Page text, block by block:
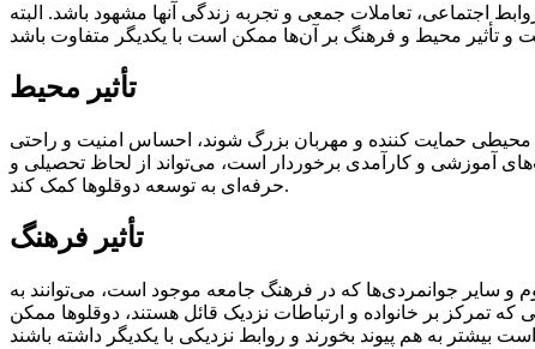
اجتماعی، تعاملات جمعی و تجربه زندگی آنها مشهود باشد. البته
تأثیر محیط
در محیطی حمایت کننده و مهربان بزرگ شوند، احساس امنیت و راحتی
آموزشی و کارآمدی برخوردار است، می‌تواند از لحاظ تحصیلی و
حرفه‌ای به توسعه دوقلوها کمک کند.
تأثیر فرهنگ
سایر جوانمردی‌ها که در فرهنگ جامعه موجود است، می‌توانند به
تمرکز بر خانواده و ارتباطات نزدیک قائل هستند، دوقلوها ممکن